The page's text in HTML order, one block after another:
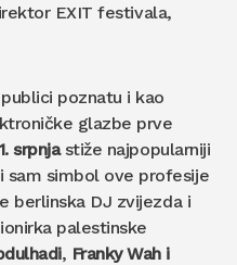
EXIT festivala,
poznatu i kao
glazbe prve
srpnjastiže najpopularniji
sam simbol ove profesije
berlinska DJ zvijezda i
palestinske
, Franky Wah i